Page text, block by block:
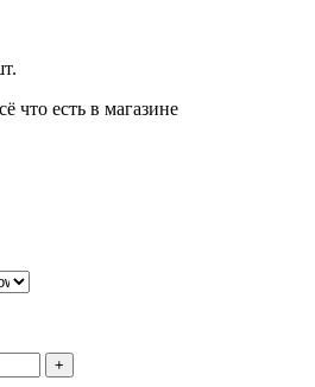
что есть в магазине
+